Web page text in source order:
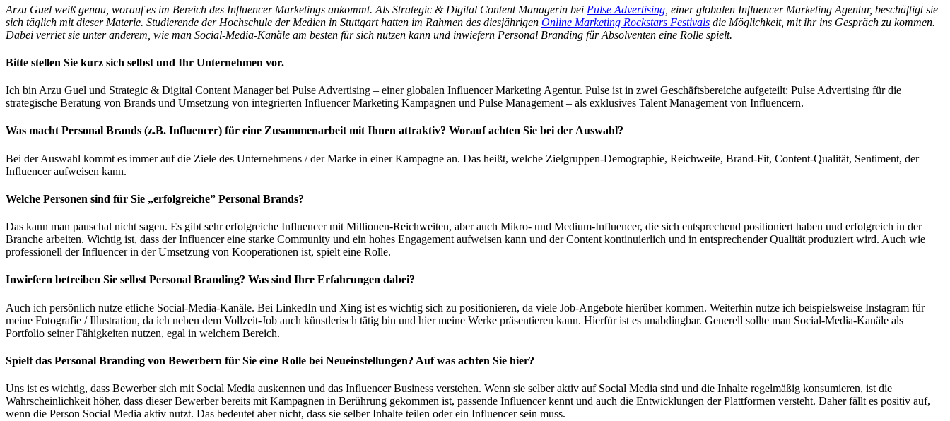
Arzu Guel weiß genau, worauf es im Bereich des Influencer Marketings ankommt. Als Strategic & Digital Content Managerin bei Pulse Advertising , einer globalen Influencer Marketing Agentur, beschäftigt sie
sich täglich mit dieser Materie. Studierende der Hochschule der Medien in Stuttgart hatten im Rahmen des diesjährigen Online Marketing Rockstars Festivals die Möglichkeit, mit ihr ins Gespräch zu kommen.
Dabei verriet sie unter anderem, wie man Social-Media-Kanäle am besten für sich nutzen kann und inwiefern Personal Branding für Absolventen eine Rolle spielt.
Bitte stellen Sie kurz sich selbst und Ihr Unternehmen vor.
Ich bin Arzu Guel und Strategic & Digital Content Manager bei Pulse Advertising – einer globalen Influencer Marketing Agentur. Pulse ist in zwei Geschäftsbereiche aufgeteilt: Pulse Advertising für die
strategische Beratung von Brands und Umsetzung von integrierten Influencer Marketing Kampagnen und Pulse Management – als exklusives Talent Management von Influencern.
Was macht Personal Brands (z.B. Influencer) für eine Zusammenarbeit mit Ihnen attraktiv? Worauf achten Sie bei der Auswahl?
Bei der Auswahl kommt es immer auf die Ziele des Unternehmens / der Marke in einer Kampagne an. Das heißt, welche Zielgruppen-Demographie, Reichweite, Brand-Fit, Content-Qualität, Sentiment, der
Influencer aufweisen kann.
Welche Personen sind für Sie „erfolgreiche” Personal Brands?
Das kann man pauschal nicht sagen. Es gibt sehr erfolgreiche Influencer mit Millionen-Reichweiten, aber auch Mikro- und Medium-Influencer, die sich entsprechend positioniert haben und erfolgreich in der
Branche arbeiten. Wichtig ist, dass der Influencer eine starke Community und ein hohes Engagement aufweisen kann und der Content kontinuierlich und in entsprechender Qualität produziert wird. Auch wie
professionell der Influencer in der Umsetzung von Kooperationen ist, spielt eine Rolle.
Inwiefern betreiben Sie selbst Personal Branding? Was sind Ihre Erfahrungen dabei?
Auch ich persönlich nutze etliche Social-Media-Kanäle. Bei LinkedIn und Xing ist es wichtig sich zu positionieren, da viele Job-Angebote hierüber kommen. Weiterhin nutze ich beispielsweise Instagram für
meine Fotografie / Illustration, da ich neben dem Vollzeit-Job auch künstlerisch tätig bin und hier meine Werke präsentieren kann. Hierfür ist es unabdingbar. Generell sollte man Social-Media-Kanäle als
Portfolio seiner Fähigkeiten nutzen, egal in welchem Bereich.
Spielt das Personal Branding von Bewerbern für Sie eine Rolle bei Neueinstellungen? Auf was achten Sie hier?
Uns ist es wichtig, dass Bewerber sich mit Social Media auskennen und das Influencer Business verstehen. Wenn sie selber aktiv auf Social Media sind und die Inhalte regelmäßig konsumieren, ist die
Wahrscheinlichkeit höher, dass dieser Bewerber bereits mit Kampagnen in Berührung gekommen ist, passende Influencer kennt und auch die Entwicklungen der Plattformen versteht. Daher fällt es positiv auf,
wenn die Person Social Media aktiv nutzt. Das bedeutet aber nicht, dass sie selber Inhalte teilen oder ein Influencer sein muss.